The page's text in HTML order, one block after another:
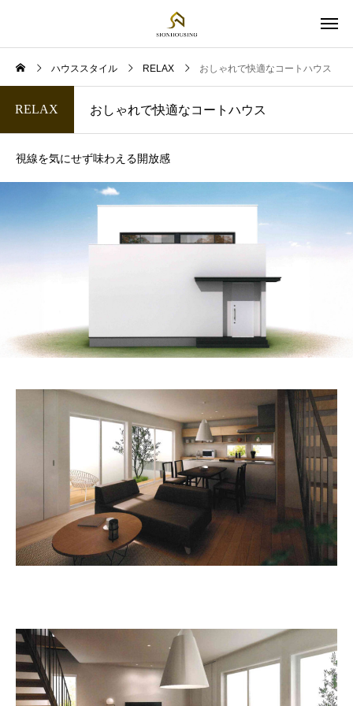
ハウススタイル RELAX おしゃれで快適なコートハウス
RELAX おしゃれで快適なコートハウス
視線を気にせず味わえる開放感